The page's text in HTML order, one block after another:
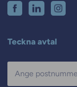
Teckna avtal